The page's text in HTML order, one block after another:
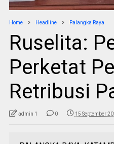
Home Headline Palangka Raya
Ruselita:
Perketat
Retribusi
admin 1 0 15 September